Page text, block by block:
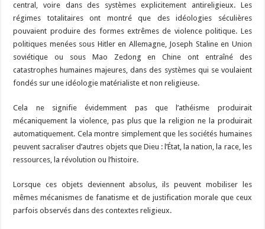
central, voire dans des systèmes explicitement antireligieux. Les
régimes totalitaires ont montré que des idéologies séculières
pouvaient produire des formes extrêmes de violence politique. Les
politiques menées sous Hitler en Allemagne, Joseph Stalineen Union
soviétique ou sous Mao Zedong en Chine ont entraîné des
catastrophes humaines majeures, dans des systèmes qui se voulaient
fondés sur une idéologie matérialiste et non religieuse.
Cela ne signifie évidemment pas que l’athéisme produirait
mécaniquement la violence, pas plus que la religion ne la produirait
automatiquement. Cela montre simplement que les sociétés humaines
peuvent sacraliser d’autres objets que Dieu : l’État, la nation, la race, les
ressources, la révolution ou l’histoire.
Lorsque ces objets deviennent absolus, ils peuvent mobiliser les
mêmes mécanismes de fanatisme et de justification morale que ceux
parfois observés dans des contextes religieux.